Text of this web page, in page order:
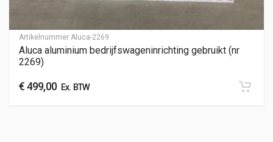
Artikelnummer Aluca-2269
Aluca aluminium bedrijfswageninrichting gebruikt (nr
2269)
€499,00Ex. BTW